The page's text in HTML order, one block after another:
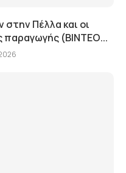
στην Πέλλα και οι
παραγωγής (ΒΙΝΤΕΟ...